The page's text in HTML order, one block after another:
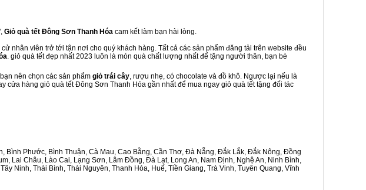
Giỏ quà tết Đông Sơn Thanh Hóa cam kết làm bạn hài lòng.
nhân viên trở tới tận nơi cho quý khách hàng. Tất cả các sản phẩm đăng tải trên website đều
. giỏ quà tết đẹp nhất 2023 luôn là món quà chất lượng nhất để tặng người thân, bạn bè
nên chọn các sản phẩm giỏ trái cây, rượu nhẹ, có chocolate và đồ khô. Ngược lại nếu là
cửa hàng giỏ quà tết Đông Sơn Thanh Hóa gần nhất để mua ngay giỏ quà tết tặng đối tác
Bình Phước, Bình Thuận, Cà Mau, Cao Bằng, Cần Thơ, Đà Nẵng, Đắk Lắk, Đắk Nông, Đồng
Lai Châu, Lào Cai, Lạng Sơn, Lâm Đồng, Đà Lạt, Long An, Nam Định, Nghệ An, Ninh Bình,
Ninh, Thái Bình, Thái Nguyên, Thanh Hóa, Huế, Tiền Giang, Trà Vinh, Tuyên Quang, Vĩnh